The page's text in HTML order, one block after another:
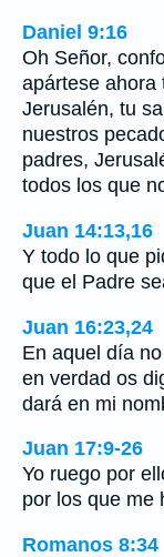
Daniel 9:16
Oh Señor,
apártese ahora
Jerusalén, tu
nuestros
padres,
todos los que
Juan 14:13,16
Y todo lo que
que el Padre
Juan 16:23,24
En aquel día
en verdad os
dará en mi
Juan 17:9-26
Yo ruego por
por los que me
Romanos 8:34